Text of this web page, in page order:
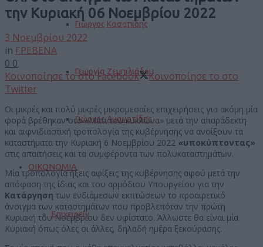
Γιώργος Κασαπίδης
Γεωργία Ζεμπιλιάδου
Γιώργος Αμανατίδης
ΟΙΚΟΝΟΜΙΑ
Επιχειρείν
την Κυριακή 06 Νοεμβρίου 2022
3 Νοεμβρίου 2022
in ΓΡΕΒΕΝΑ
0 0
Κοινοποίησε το στο Facebook
Κοινοποίησε το στο
Twitter
Οι μικρές και πολύ μικρές μικρομεσαίες επιχειρήσεις για ακόμη μία
φορά βρέθηκαν στο «Μάτι του κυκλώνα» μετά την απαράδεκτη
και αιφνιδιαστική τροπολογία της κυβέρνησης να ανοίξουν τα
καταστήματα την Κυριακή 6 Νοεμβρίου 2022 «υποκύπτοντας»
στις απαιτήσεις και τα συμφέροντα των πολυκαταστημάτων.
Μία τροπολογία ήξεις αφίξεις της κυβέρνησης αφού μετά την
απόφαση της ίδιας και του αρμόδιου Υπουργείου για την
Κατάργηση των ενδιάμεσων εκπτώσεων το προαιρετικό
άνοιγμα των καταστημάτων που προβλεπόταν την πρώτη
Κυριακή του Νοεμβρίου δεν υφίστατο. Άλλωστε θα είναι μία
Κυριακή όπως όλες οι άλλες, δηλαδή ημέρα ξεκούρασης.